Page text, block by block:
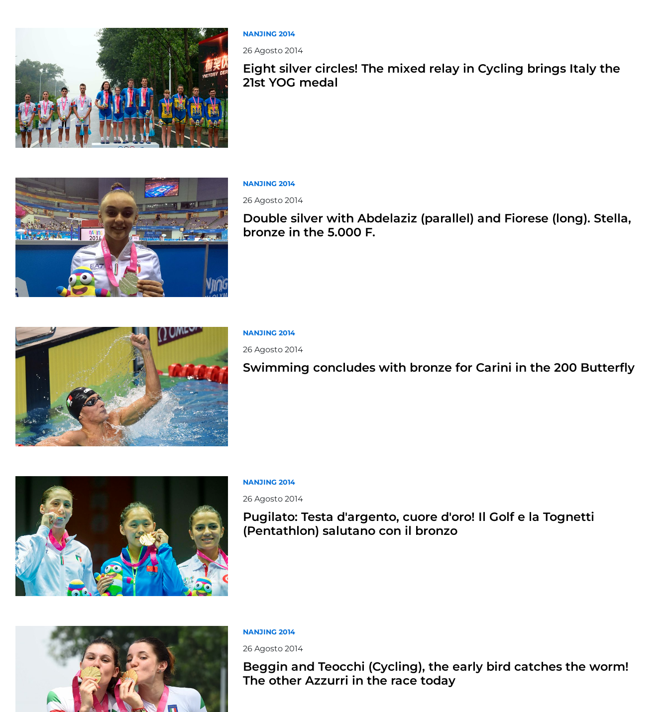
NANJING 2014
26 Agosto 2014
Eight silver circles! The mixed relay in Cycling brings Italy the
21st YOG medal
NANJING 2014
26 Agosto 2014
Double silver with Abdelaziz (parallel) and Fiorese (long). Stella,
bronze in the 5.000 F.
NANJING 2014
26 Agosto 2014
Swimming concludes with bronze for Carini in the 200 Butterfly
NANJING 2014
26 Agosto 2014
Pugilato: Testa d'argento, cuore d'oro! Il Golf e la Tognetti
(Pentathlon) salutano con il bronzo
NANJING 2014
26 Agosto 2014
Beggin and Teocchi (Cycling), the early bird catches the worm!
The other Azzurri in the race today